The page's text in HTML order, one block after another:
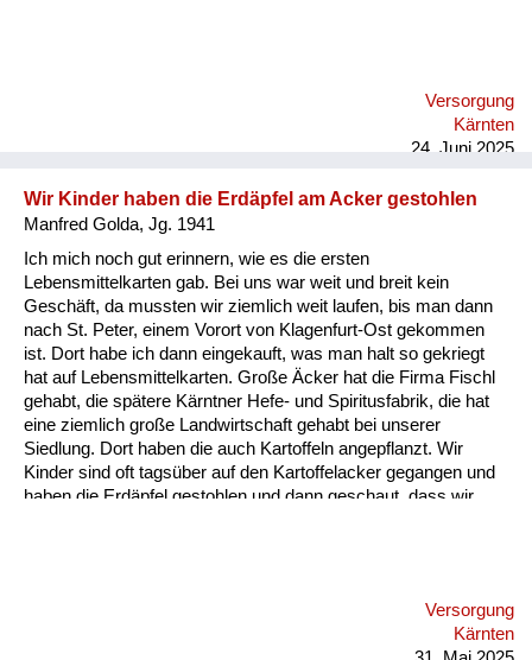
Wohnen
Versorgung
Kärnten
24. Juni 2025
Wir Kinder haben die Erdäpfel am Acker gestohlen
Manfred Golda, Jg. 1941
Ich mich noch gut erinnern, wie es die ersten
Lebensmittelkarten gab. Bei uns war weit und breit kein
Geschäft, da mussten wir ziemlich weit laufen, bis man dann
nach St. Peter, einem Vorort von Klagenfurt-Ost gekommen
ist. Dort habe ich dann eingekauft, was man halt so gekriegt
hat auf Lebensmittelkarten. Große Äcker hat die Firma Fischl
gehabt, die spätere Kärntner Hefe- und Spiritusfabrik, die hat
eine ziemlich große Landwirtschaft gehabt bei unserer
Siedlung. Dort haben die auch Kartoffeln angepflanzt. Wir
Kinder sind oft tagsüber auf den Kartoffelacker gegangen und
haben die Erdäpfel gestohlen und dann geschaut, dass wir
haben dann auch andere Leute aus der Nachbarschaft den
Versorgung
Kärnten